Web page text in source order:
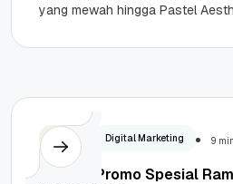
yang mewah hingga Pastel
Bisnis Digital Marketing 9
20+ Ide Promo Spesial